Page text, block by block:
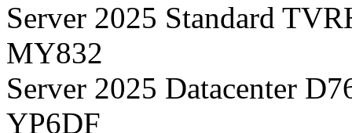
Server 2025 Standard
MY832
Server 2025 Datacenter
YP6DF